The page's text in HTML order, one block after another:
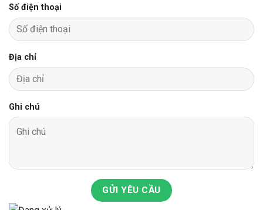
Số điện thoại
Địa chỉ
Ghi chú
GỬI YÊU CẦU